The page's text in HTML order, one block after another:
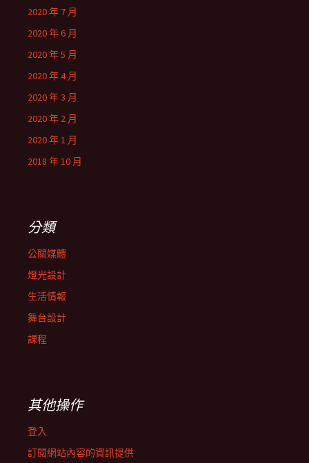
2020 年 7 月
2020 年 6 月
2020 年 5 月
2020 年 4 月
2020 年 3 月
2020 年 2 月
2020 年 1 月
2018 年 10 月
分類
公關媒體
燈光設計
生活情報
舞台設計
課程
其他操作
登入
訂閱網站內容的資訊提供